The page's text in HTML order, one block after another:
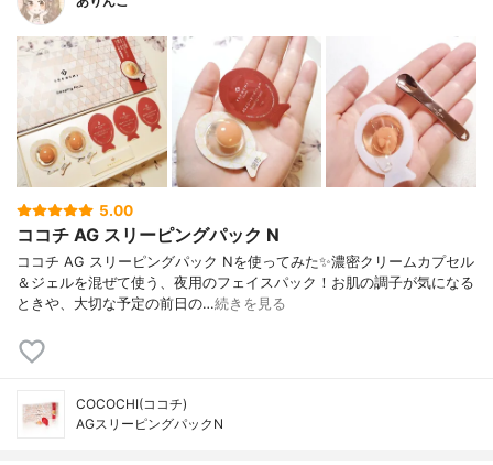
5.00
ココチ AG スリーピングパック N
ココチ AG スリーピングパック Nを使ってみた✨濃密クリームカプセル
＆ジェルを混ぜて使う、夜用のフェイスパック！お肌の調子が気になる
ときや、大切な予定の前日の…続きを見る
COCOCHI(ココチ)
AGスリーピングパックN